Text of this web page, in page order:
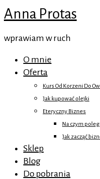
Anna Protas
wprawiam w ruch
O mnie
Oferta
Kurs Od Korzeni Do
Jak kupować olejki
Eteryczny Biznes
Na czym
Jak zacząć
Sklep
Blog
Do pobrania